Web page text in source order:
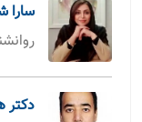
سارا
دکتر